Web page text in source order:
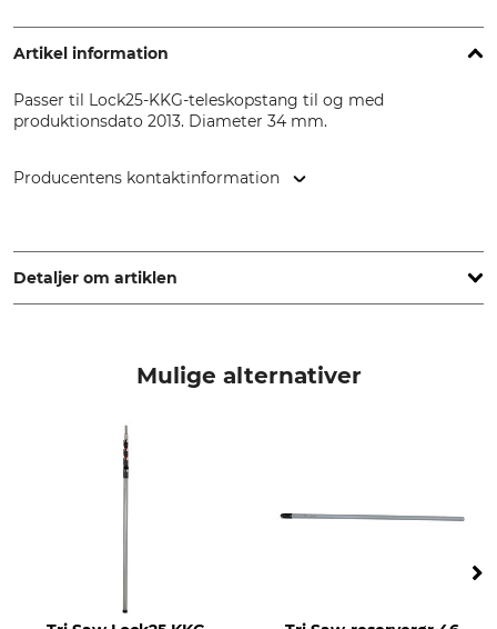
Artikel information
Passer til Lock25-KKG-teleskopstang til og med
produktionsdato 2013. Diameter 34 mm.
Producentens kontaktinformation
www.grube.de
Detaljer om artiklen
Mulige alternativer